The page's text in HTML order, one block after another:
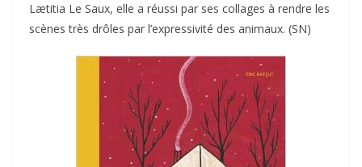
Lætitia Le Saux, elle a réussi par ses collages à rendre les
scènes très drôles par l’expressivité des animaux. (SN)